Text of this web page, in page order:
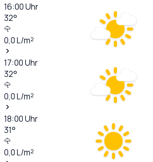
16:00Uhr
32°
0,0L/m²
17:00Uhr
32°
0,0L/m²
18:00Uhr
31°
0,0L/m²